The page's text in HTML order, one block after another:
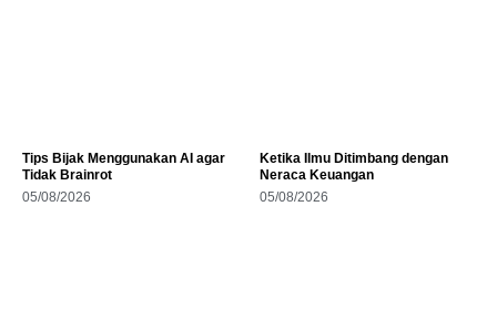
Tips Bijak Menggunakan AI agar
Tidak Brainrot
05/08/2026
Ketika Ilmu Ditimbang dengan
Neraca Keuangan
05/08/2026